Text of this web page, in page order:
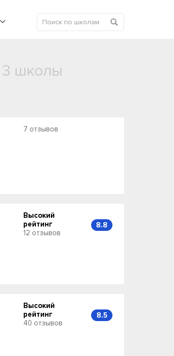
3 школы
7 отзывов
Высокий
рейтинг
12 отзывов
8.8
Высокий
рейтинг
40 отзывов
8.5